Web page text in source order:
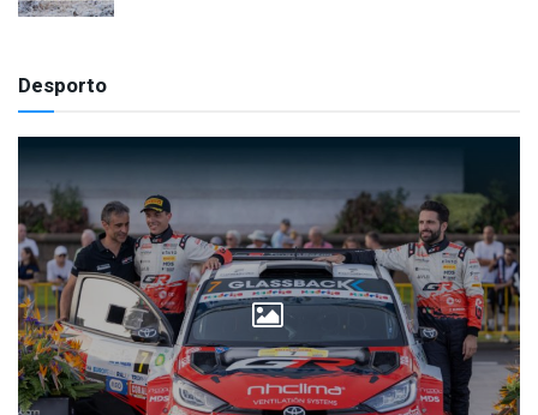
Desporto